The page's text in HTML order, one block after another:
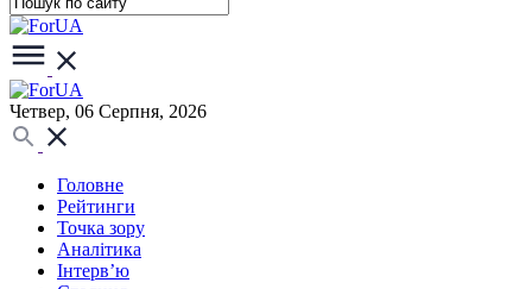
Четвер, 06 Серпня, 2026
Головне
Рейтинги
Точка зору
Аналітика
Інтерв’ю